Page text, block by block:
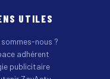
UTILES
sommes-nous ?
adhérent
publicitaire